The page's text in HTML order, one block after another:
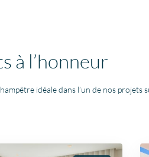
à l’honneur
idéale dans l’un de nos projets